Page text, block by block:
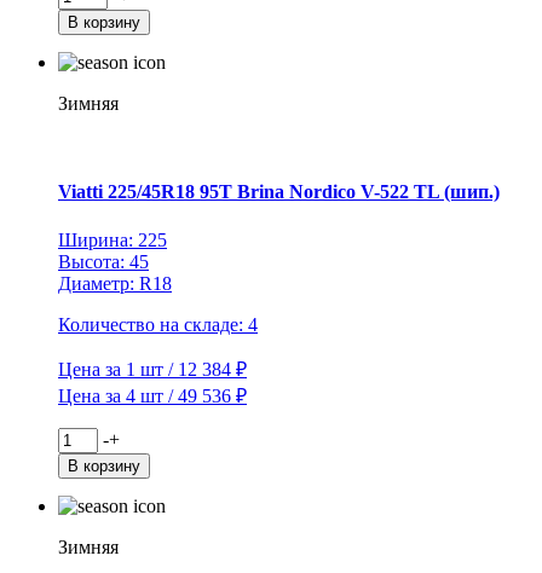
товара
Viatti
195/70R15C
Vettore
TL
В корзину
Зимняя
Viatti 225/45R18 95T Brina Nordico V-522 TL (шип.)
Ширина: 225
Высота: 45
Диаметр: R18
Количество на складе: 4
Цена за 1 шт / 12 384 ₽
Цена за 4 шт / 49 536 ₽
Количество
товара
Viatti
225/45R18
Brina
-+
В корзину
Зимняя